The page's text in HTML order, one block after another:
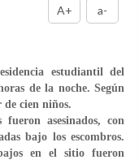
A+ a-
estudiantil
del
de la noche. Según
cien niños.
fueron asesinados, con
bajo los escombros.
en el sitio fueron